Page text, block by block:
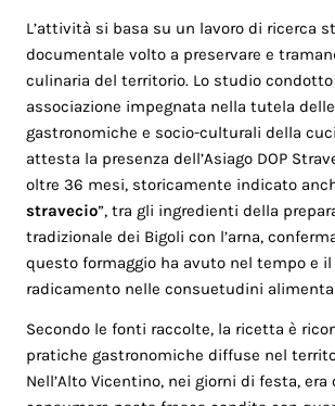
L’attività si basa su un lavoro di ricerca
documentale volto a preservare e
culinaria del territorio. Lo studio condotto
associazione impegnata nella tutela
gastronomiche e socio-culturali della
attesta la presenza dell’Asiago DOP
oltre 36 mesi, storicamente indicato
stravecio”, tra gli ingredienti della
tradizionale dei Bigoli con l’arna,
questo formaggio ha avuto nel tempo e il
radicamento nelle consuetudini
Secondo le fonti raccolte, la ricetta è
pratiche gastronomiche diffuse nel
Nell’Alto Vicentino, nei giorni di festa,